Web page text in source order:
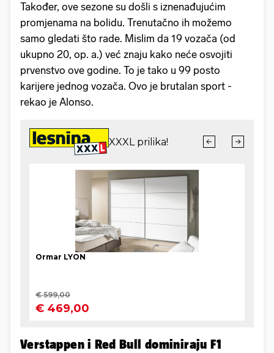
Također, ove sezone su došli s iznenađujućim
promjenama na bolidu. Trenutačno ih možemo
samo gledati što rade. Mislim da 19 vozača (od
ukupno 20, op. a.) već znaju kako neće osvojiti
prvenstvo ove godine. To je tako u 99 posto
karijere jednog vozača. Ovo je brutalan sport -
rekao je Alonso.
Verstappen i Red Bull dominiraju F1